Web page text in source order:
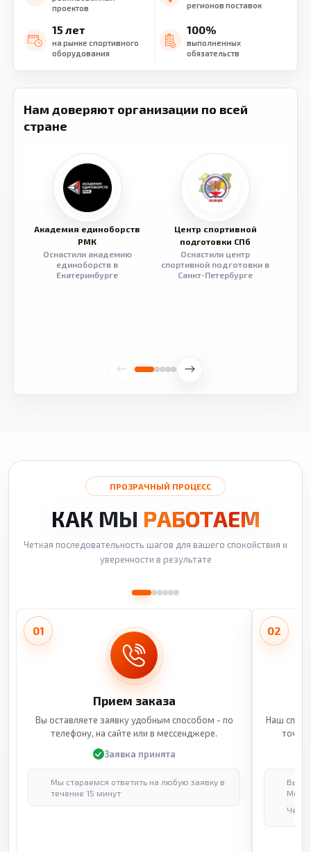
проектов
регионов поставок
15 лет
на рынке спортивного
оборудования
100%
выполненных
обязательств
Нам доверяют организации по всей
стране
Академия единоборств
РМК
Оснастили академию
единоборств в
Екатеринбурге
Центр спортивной
подготовки СПб
Оснастили центр
спортивной подготовки в
Санкт-Петербурге
ПРОЗРАЧНЫЙ ПРОЦЕСС
КАК МЫ РАБОТАЕМ
Четкая последовательность шагов для вашего спокойствия и
уверенности в результате
01
Прием заказа
Вы оставляете заявку удобным способом - по
телефону, на сайте или в мессенджере.
Заявка принята
Мы стараемся ответить на любую заявку в
течение 15 минут
02
Наш